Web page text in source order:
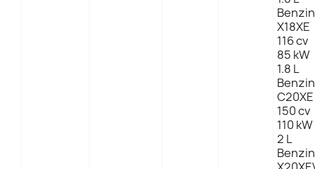
X18XE
116 cv
85 kW
1.8 L
C20XE
150 cv
110 kW
2 L